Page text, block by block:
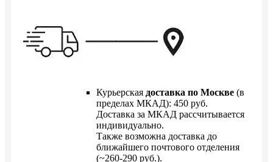
Курьерская доставка по Москве (в
пределах МКАД): 450 руб.
Доставка за МКАД рассчитывается
индивидуально.
Также возможна доставка до
ближайшего почтового отделения
(~260-290 руб.).